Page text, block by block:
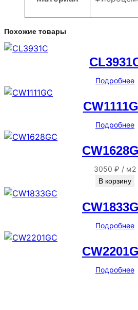
Похожие товары
Подробнее
Подробнее
3050 ₽ / м2
В корзину
Подробнее
Подробнее